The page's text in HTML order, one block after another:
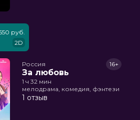
руб.
2D
Россия
За любовь
16+
1 ч 32 мин
мелодрама, комедия, фэнтези
1 отзыв